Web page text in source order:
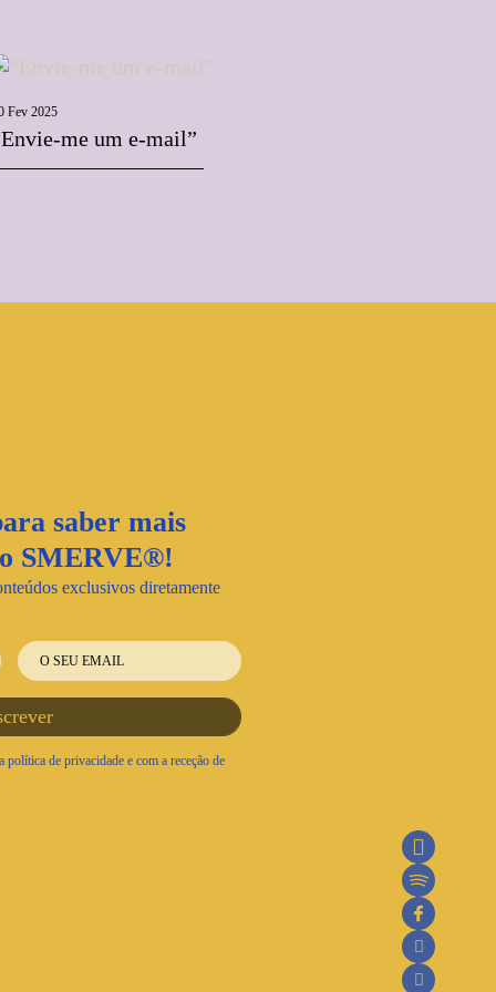
Fev 2025
me um e-mail”
saber mais
SMERVE®!
exclusivos diretamente
de privacidade e com a receção de